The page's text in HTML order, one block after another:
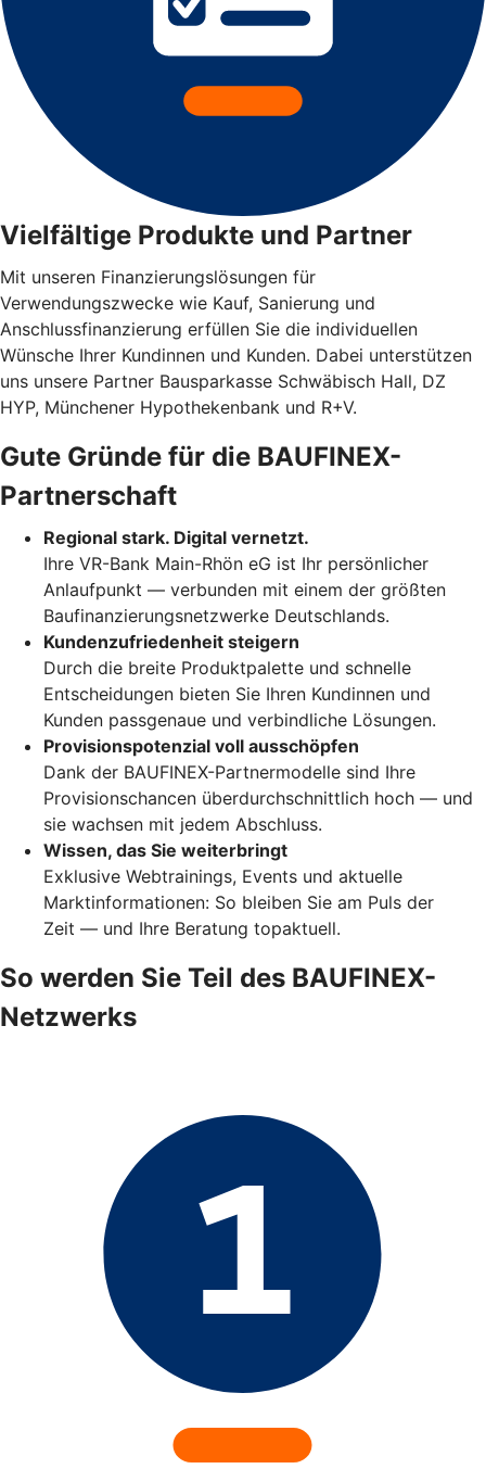
Vielfältige Produkte und Partner
Mit unseren Finanzierungslösungen für
Verwendungszwecke wie Kauf, Sanierung und
Anschlussfinanzierung erfüllen Sie die individuellen
Wünsche Ihrer Kundinnen und Kunden. Dabei unterstützen
uns unsere Partner Bausparkasse Schwäbisch Hall, DZ
HYP, Münchener Hypothekenbank und R+V.
Gute Gründe für die BAUFINEX-
Partnerschaft
Regional stark. Digital vernetzt.
Ihre VR-Bank Main-Rhön eG ist Ihr persönlicher
Anlaufpunkt — verbunden mit einem der größten
Baufinanzierungsnetzwerke Deutschlands.
Kundenzufriedenheit steigern
Durch die breite Produktpalette und schnelle
Entscheidungen bieten Sie Ihren Kundinnen und
Kunden passgenaue und verbindliche Lösungen.
Provisionspotenzial voll ausschöpfen
Dank der BAUFINEX-Partnermodelle sind Ihre
Provisionschancen überdurchschnittlich hoch — und
sie wachsen mit jedem Abschluss.
Wissen, das Sie weiterbringt
Exklusive Webtrainings, Events und aktuelle
Marktinformationen: So bleiben Sie am Puls der
Zeit — und Ihre Beratung topaktuell.
So werden Sie Teil des BAUFINEX-
Netzwerks